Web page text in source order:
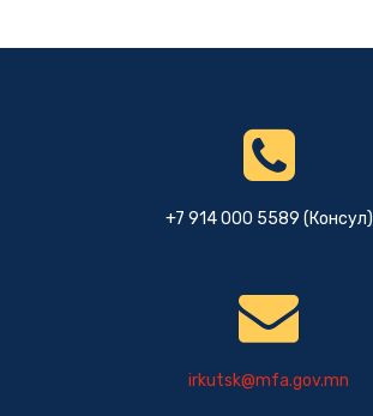
+7 914 000 5589 (Консул)
irkutsk@mfa.gov.mn